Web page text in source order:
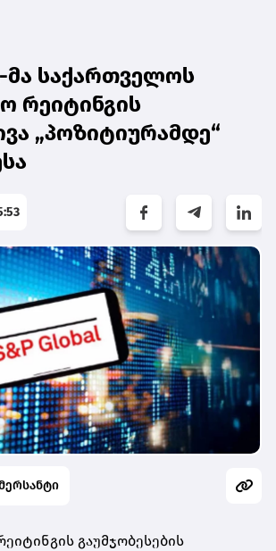
მა საქართველოს
რეიტინგის
„პოზიტიურამდე“
გაუმჯობესების